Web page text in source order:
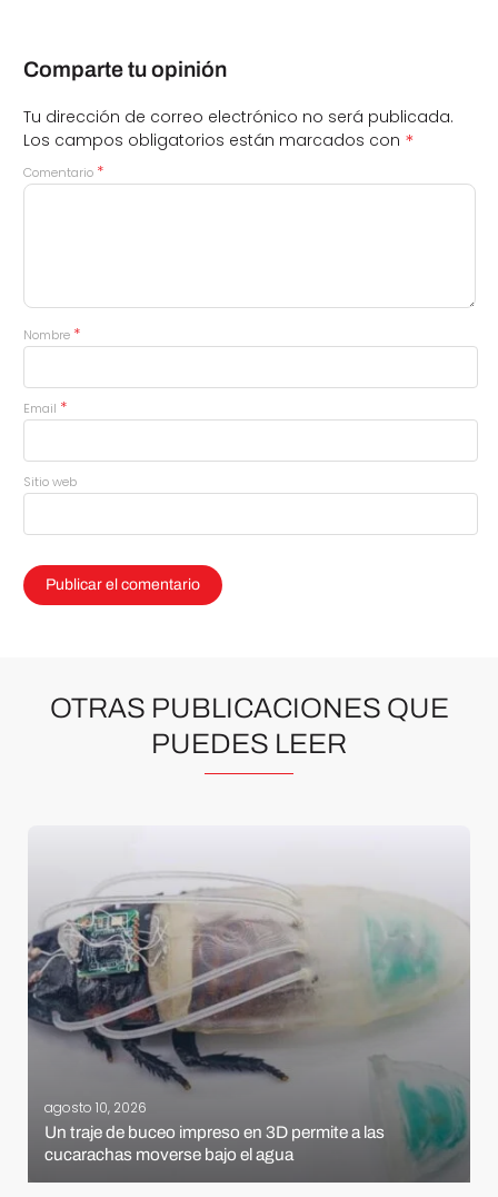
Comparte tu opinión
Tu dirección de correo electrónico no será publicada.
Los campos obligatorios están marcados con *
Comentario *
Nombre *
Email *
Sitio web
OTRAS PUBLICACIONES QUE
PUEDES LEER
agosto 10, 2026
Un traje de buceo impreso en 3D permite a las
cucarachas moverse bajo el agua